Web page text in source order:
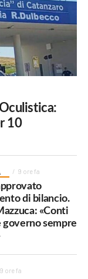
10
9 ore fa
di bilancio.
«Conti
governo sempre
9 ore fa